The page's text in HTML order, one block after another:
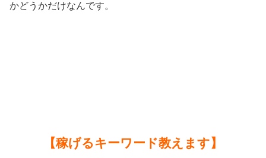
かどうかだけなんです。
【稼げるキーワード教えます】